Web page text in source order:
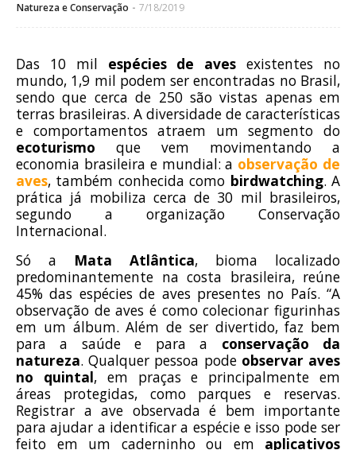
Natureza e Conservação 7/18/2019
Das 10 mil espécies de aves existentes no
mundo, 1,9 mil podem ser encontradas no Brasil,
sendo que cerca de 250 são vistas apenas em
terras brasileiras. A diversidade de características
e comportamentos atraem um segmento do
ecoturismo que vem movimentando a
economia brasileira e mundial: a observação de
aves, também conhecida como birdwatching. A
prática já mobiliza cerca de 30 mil brasileiros,
segundo a organização Conservação
Internacional.
Só a Mata Atlântica, bioma localizado
predominantemente na costa brasileira, reúne
45% das espécies de aves presentes no País. “A
observação de aves é como colecionar figurinhas
em um álbum. Além de ser divertido, faz bem
para a saúde e para a conservação da
natureza. Qualquer pessoa pode observar aves
no quintal, em praças e principalmente em
áreas protegidas, como parques e reservas.
Registrar a ave observada é bem importante
para ajudar a identificar a espécie e isso pode ser
feito em um caderninho ou em aplicativos